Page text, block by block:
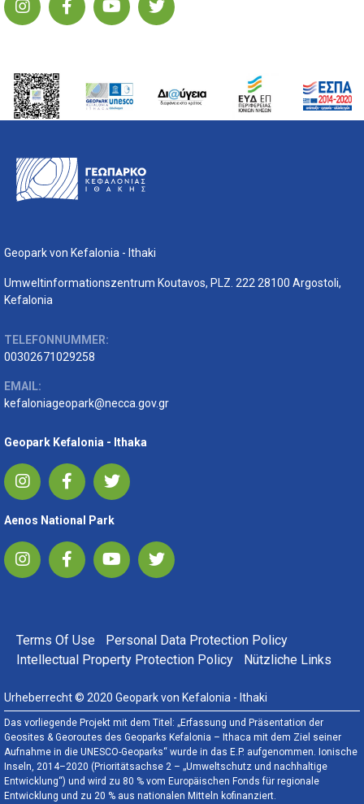
Geopark von Kefalonia - Ithaki
Umweltinformationszentrum Koutavos, PLZ. 222 28100 Argostoli,
Kefalonia
TELEFONNUMMER:
00302671029258
EMAIL:
kefaloniageopark@necca.gov.gr
Geopark Kefalonia - Ithaka
Aenos National Park
FOOTER MENU
Terms Of Use
Personal Data Protection Policy
Intellectual Property Protection Policy
Nützliche Links
Urheberrecht © 2020 Geopark von Kefalonia - Ithaki
Das vorliegende Projekt mit dem Titel: „Erfassung und Präsentation der
Geosites & Georoutes des Geoparks Kefalonia – Ithaca mit dem Ziel seiner
Aufnahme in die UNESCO-Geoparks“ wurde in das E.P. aufgenommen. Ionische
Inseln, 2014–2020 (Prioritätsachse 2 – „Umweltschutz und nachhaltige
Entwicklung“) und wird zu 80 % vom Europäischen Fonds für regionale
Entwicklung und zu 20 % aus nationalen Mitteln kofinanziert.